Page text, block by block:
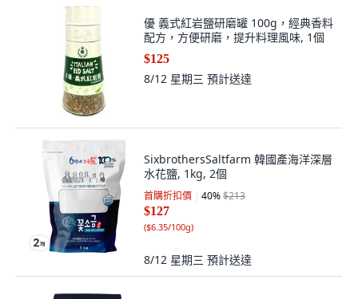
優 義式紅岩鹽研磨罐 100g，經典香料
配方，方便研磨，提升料理風味, 1個
$125
8/12 星期三 預計送達
SixbrothersSaltfarm 韓國產海洋深層
水花鹽, 1kg, 2個
首購折扣價 40%$213
$127
($6.35/100g)
8/12 星期三 預計送達